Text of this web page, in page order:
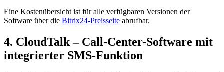
Eine Kostenübersicht ist für alle verfügbaren Versionen der
Software über die Bitrix24-Preisseite abrufbar.
4. CloudTalk – Call-Center-Software mit
integrierter SMS-Funktion